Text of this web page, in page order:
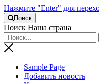
Нажмите "Enter" для
Поиск
Поиск Наша страна
Sample Page
Добавить новость